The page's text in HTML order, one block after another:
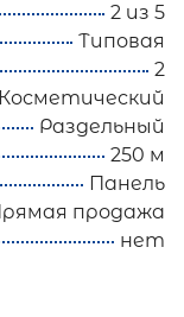
2 из 5
Типовая
2
Косметический
Раздельный
250 м
Панель
продажа
нет